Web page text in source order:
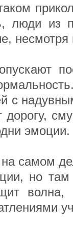
люди из
несмотря
с
дорогу,
эмоции.
самом
но
волна,